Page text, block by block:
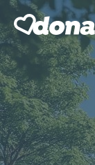
Aller
au
contenu